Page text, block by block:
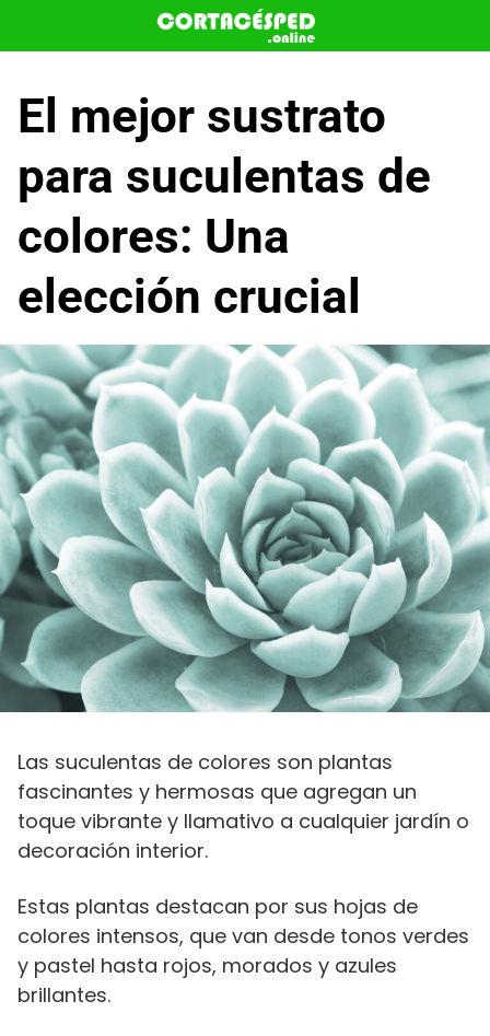
El mejor sustrato
para suculentas de
colores: Una
elección crucial
Las suculentas de colores son plantas
fascinantes y hermosas que agregan un
toque vibrante y llamativo a cualquier jardín o
decoración interior.
Estas plantas destacan por sus hojas de
colores intensos, que van desde tonos verdes
y pastel hasta rojos, morados y azules
brillantes.